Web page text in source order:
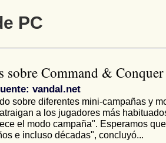
PC
sobre Command &
vandal.net
sobre diferentes mini-campañas y
a los jugadores más
el modo campaña". Esperamos
e incluso décadas", concluyó...